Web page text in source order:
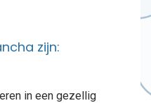
zijn:
in een gezellig